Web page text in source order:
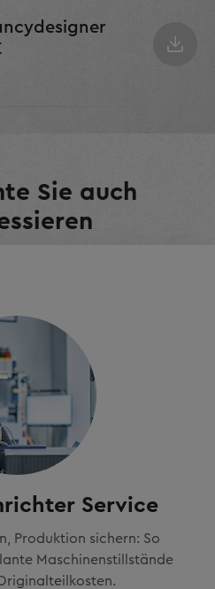
Sie auch
Service
Produktion sichern: So
Maschinenstillstände